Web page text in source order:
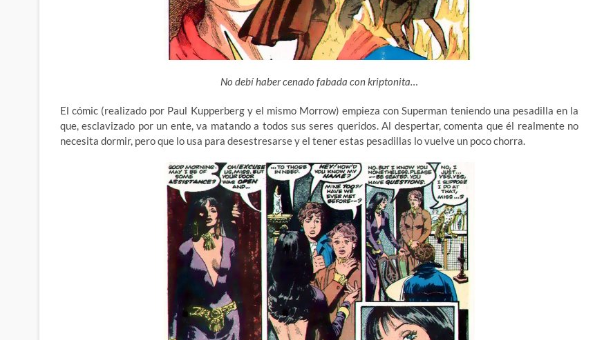
No debí haber cenado fabada con kriptonita…
El cómic (realizado por Paul Kupperberg y el mismo Morrow) empieza con Superman teniendo una pesadilla en la
que, esclavizado por un ente, va matando a todos sus seres queridos. Al despertar, comenta que él realmente no
necesita dormir, pero que lo usa para desestresarse y el tener estas pesadillas lo vuelve un poco chorra.